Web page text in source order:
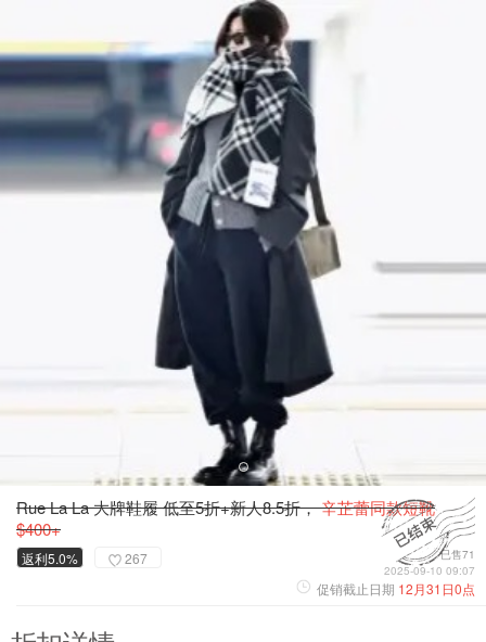
Rue La La 大牌鞋履 低至5折+新人8.5折，辛芷蕾同款短靴
$400+
返利5.0% 267
已售71
2025-09-10 09:07
促销截止日期 12月31日0点